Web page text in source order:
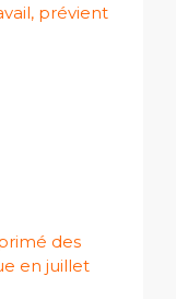
prévient
des
en juillet